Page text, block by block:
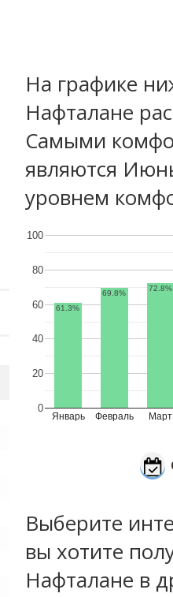
На графике
Нафталане
Самыми
являются
уровнем
Январь Февраль Март
0
20
40
60
80
100
61.3%
69.8%
72.8%
Выберите
вы хотите
Нафталане в